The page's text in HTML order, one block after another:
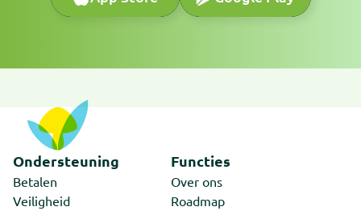
Ondersteuning
Betalen
Veiligheid
Functies
Over ons
Roadmap